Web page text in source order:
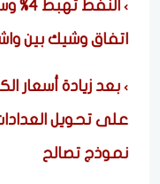
اتفاق وشيك بين
بعد زيادة أسعار
على تحويل
نموذج تصالح